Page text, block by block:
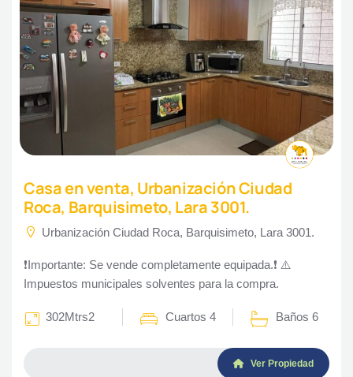
Casa en venta, Urbanización Ciudad
Roca, Barquisimeto, Lara 3001.
Urbanización Ciudad Roca, Barquisimeto, Lara 3001.
❗Importante: Se vende completamente equipada.❗ ⚠️
Impuestos municipales solventes para la compra.
302Mtrs2 Cuartos 4 Baños 6
Ver Propiedad